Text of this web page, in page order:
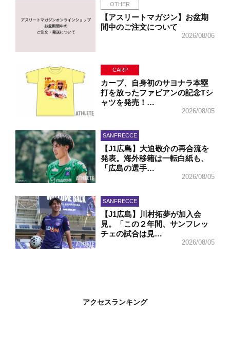
OTHER
【アスリートマガジン】お盆期
間中のご注文について
2026/08/06
CARP
カープ、自身初のサヨナラ本塁
打を放ったファビアンの記念Tシ
ャツを発売！…
2026/08/05
SANFRECCE
【J1広島】大迫敬介の再合流を
発表。海外移籍は一転白紙も、
「広島の選手…
2026/08/05
SANFRECCE
【J1広島】川村拓夢が加入会
見。「この２年間、サンフレッ
チェの試合は見…
2026/08/05
アクセスランキング